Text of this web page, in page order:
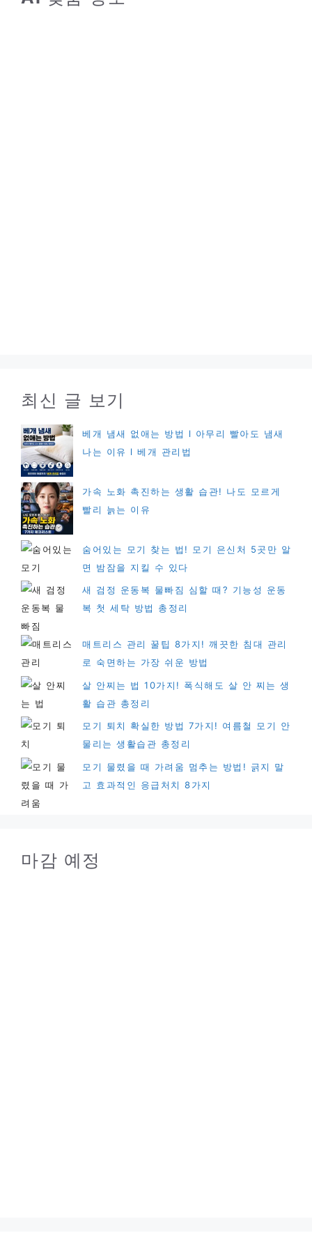
최신 글 보기
베개 냄새 없애는 방법 l 아무리 빨아도 냄새
나는 이유 l 베개 관리법
가속 노화 촉진하는 생활 습관! 나도 모르게
빨리 늙는 이유
숨어있는 모기 찾는 법! 모기 은신처 5곳만 알
면 밤잠을 지킬 수 있다
새 검정 운동복 물빠짐 심할 때? 기능성 운동
복 첫 세탁 방법 총정리
매트리스 관리 꿀팁 8가지! 깨끗한 침대 관리
로 숙면하는 가장 쉬운 방법
살 안찌는 법 10가지! 폭식해도 살 안 찌는 생
활 습관 총정리
모기 퇴치 확실한 방법 7가지! 여름철 모기 안
물리는 생활습관 총정리
모기 물렸을 때 가려움 멈추는 방법! 긁지 말
고 효과적인 응급처치 8가지
마감 예정